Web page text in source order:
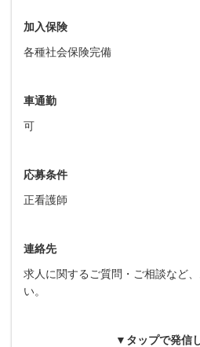
加入保険
各種社会保険完備
車通勤
可
応募条件
正看護師
連絡先
求人に関するご質問・ご相談など
い。
▼タップで発信